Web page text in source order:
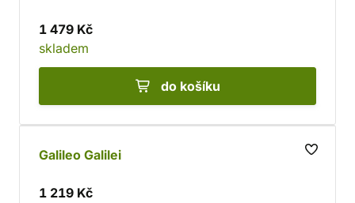
1 479 Kč
skladem
do košíku
Galileo Galilei
1 219 Kč